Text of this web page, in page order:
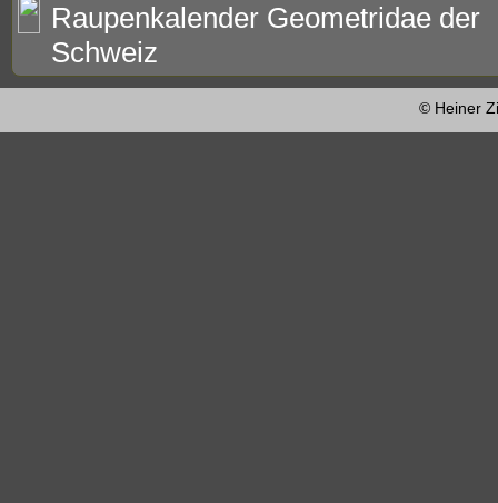
Raupenkalender Geometridae der
Schweiz
© Heiner